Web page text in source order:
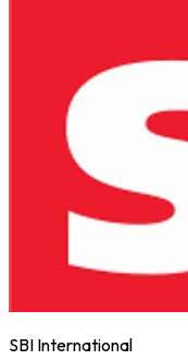
SBI International